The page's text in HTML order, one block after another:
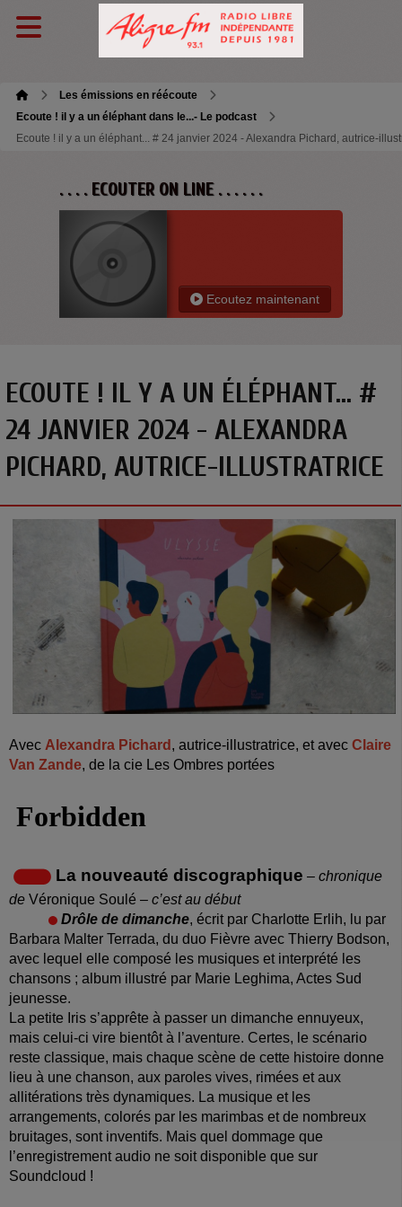
Les émissions en réécoute
Ecoute ! il y a un éléphant dans le...- Le podcast
Ecoute ! il y a un éléphant... # 24 janvier 2024 - Alexandra Pichard, autrice-
. . . . ECOUTER ON LINE . . . . . .
Ecoutez maintenant
ECOUTE ! IL Y A UN ÉLÉPHANT... #
24 JANVIER 2024 - ALEXANDRA
PICHARD, AUTRICE-ILLUSTRATRICE
Avec Alexandra Pichard , autrice-illustratrice, et avec Claire
Van Zande, de la cie Les Ombres portées
La nouveauté discographique – chronique
de Véronique Soulé – c’est au début
Drôle de dimanche, écrit par Charlotte Erlih, lu par
Barbara Malter Terrada, du duo Fièvre avec Thierry Bodson,
avec lequel elle composé les musiques et interprété les
chansons ; album illustré par Marie Leghima, Actes Sud
jeunesse.
La petite Iris s’apprête à passer un dimanche ennuyeux,
mais celui-ci vire bientôt à l’aventure. Certes, le scénario
reste classique, mais chaque scène de cette histoire donne
lieu à une chanson, aux paroles vives, rimées et aux
allitérations très dynamiques. La musique et les
arrangements, colorés par les marimbas et de nombreux
bruitages, sont inventifs. Mais quel dommage que
l’enregistrement audio ne soit disponible que sur
Soundcloud !